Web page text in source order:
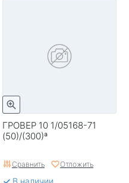
ГРОВЕР 10 1/05168-71
(50)/(300)ª
Сравнить Отложить